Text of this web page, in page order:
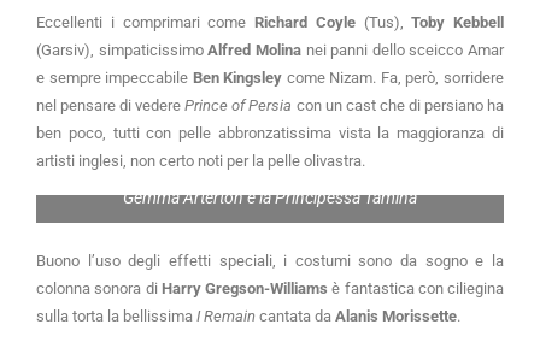
Eccellenti i comprimari come Richard Coyle(Tus),Toby Kebbell
(Garsiv), simpaticissimoAlfred Molinanei panni dello sceicco Amar
e sempre impeccabile Ben Kingsley come Nizam. Fa, però, sorridere
nel pensare di vederePrince of Persia con un cast che di persiano ha
ben poco, tutti con pelle abbronzatissima vista la maggioranza di
artisti inglesi, non certo noti per la pelle olivastra.
Gemma Arterton è la Principessa Tamina
Buono l’uso degli effetti speciali, i costumi sono da sogno e la
colonna sonora di Harry Gregson-Williams è fantastica con ciliegina
sulla torta la bellissima I Remain cantata da Alanis Morissette.